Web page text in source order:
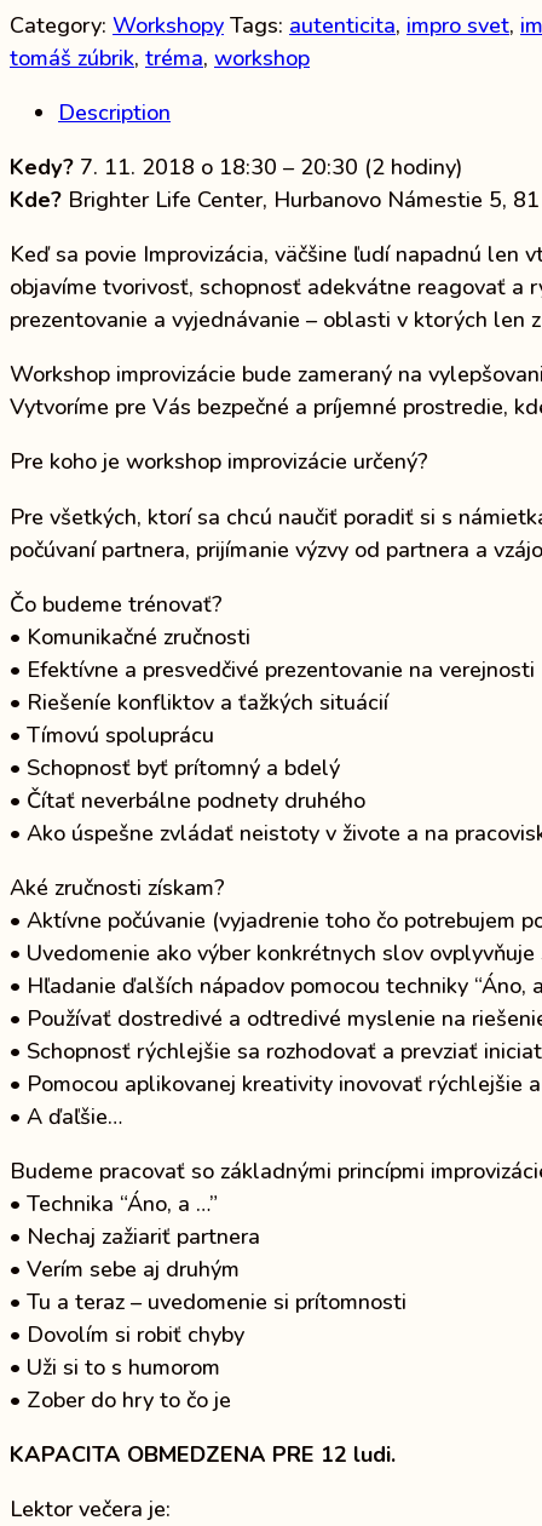
Category: Workshopy Tags: autenticita, impro svet,
tomáš zúbrik, tréma, workshop
Description
Kedy? 7. 11. 2018 o 18:30 – 20:30 (2 hodiny)
Kde? Brighter Life Center, Hurbanovo Námestie 5,
Keď sa povie Improvizácia, väčšine ľudí napadnú len
objavíme tvorivosť, schopnosť adekvátne reagovať
prezentovanie a vyjednávanie – oblasti v ktorých len
Workshop improvizácie bude zameraný na
Vytvoríme pre Vás bezpečné a príjemné prostredie,
Pre koho je workshop improvizácie určený?
Pre všetkých, ktorí sa chcú naučiť poradiť si s
počúvaní partnera, prijímanie výzvy od partnera a
Čo budeme trénovať?
• Komunikačné zručnosti
• Efektívne a presvedčivé prezentovanie na verejnosti
• Riešeníe konfliktov a ťažkých situácií
• Tímovú spoluprácu
• Schopnosť byť prítomný a bdelý
• Čítať neverbálne podnety druhého
• Ako úspešne zvládať neistoty v živote a na
Aké zručnosti získam?
• Aktívne počúvanie (vyjadrenie toho čo potrebujem
• Uvedomenie ako výber konkrétnych slov
• Hľadanie ďalších nápadov pomocou techniky “Áno,
• Používať dostredivé a odtredivé myslenie na
• Schopnosť rýchlejšie sa rozhodovať a prevziať
• Pomocou aplikovanej kreativity inovovať rýchlejšie
• A ďaľšie…
Budeme pracovať so základnými princípmi
• Technika “Áno, a …”
• Nechaj zažiariť partnera
• Verím sebe aj druhým
• Tu a teraz – uvedomenie si prítomnosti
• Dovolím si robiť chyby
• Uži si to s humorom
• Zober do hry to čo je
KAPACITA OBMEDZENA PRE 12 ludi.
Lektor večera je: